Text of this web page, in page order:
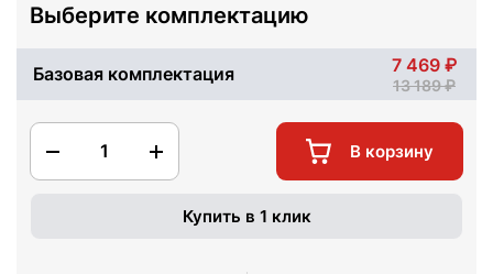
Выберите комплектацию
Базовая комплектация 7 469
13 189
1 В корзину
Купить в 1 клик